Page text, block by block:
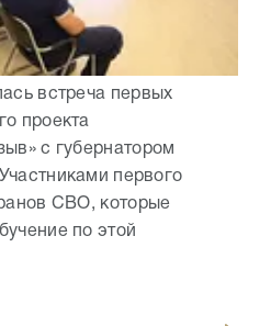
встреча первых
проекта
с губернатором
первого
СВО, которые
по этой